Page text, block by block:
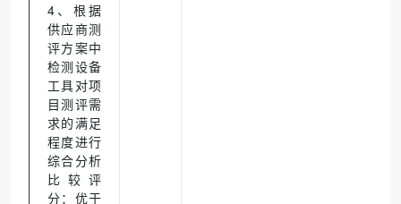
4、根据
供应商测
评方案中
检测设备
工具对项
目测评需
求的满足
程度进行
综合分析
比较评
分：优于